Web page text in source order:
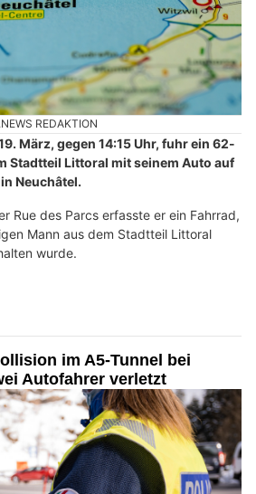
REDAKTION
März, gegen 14:15 Uhr, fuhr ein 62-
Stadtteil Littoral mit seinem Auto auf
Neuchâtel.
Rue des Parcs erfasste er ein Fahrrad,
Mann aus dem Stadtteil Littoral
wurde.
im A5-Tunnel bei
Autofahrer verletzt